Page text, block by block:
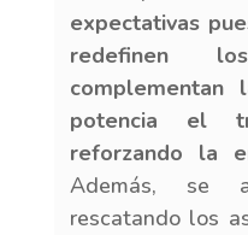
expectativas
redefinen
potencia el
reforzando la
Además, se
rescatando los